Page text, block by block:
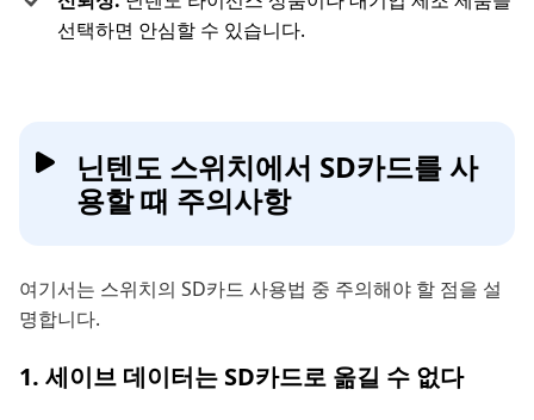
선택하면 안심할 수 있습니다.
닌텐도 스위치에서 SD카드를 사
용할 때 주의사항
여기서는 스위치의 SD카드 사용법 중 주의해야 할 점을 설
명합니다.
1. 세이브 데이터는 SD카드로 옮길 수 없다